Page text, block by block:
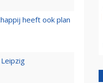
heeft ook plan